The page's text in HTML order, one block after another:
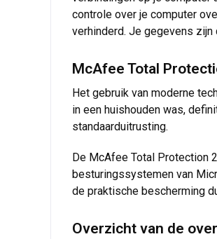
controle over je computer
verhinderd. Je gegevens
McAfee Total
Het gebruik van moderne
in een huishouden was,
standaarduitrusting.
De McAfee Total Protection
besturingssystemen van
de praktische bescherming
Overzicht van de